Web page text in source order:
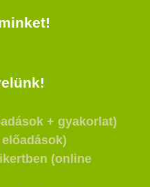
+ gyakorlat)
(online